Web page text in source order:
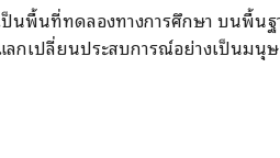
นพื้นที่ทดลองทางการศึกษา บนพื้นฐ
ลกเปลี่ยนประสบการณ์อย่างเป็นมนุ